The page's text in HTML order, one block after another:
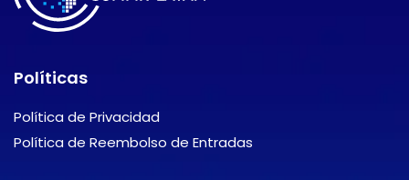
Políticas
Política de Privacidad
Política de Reembolso de Entradas